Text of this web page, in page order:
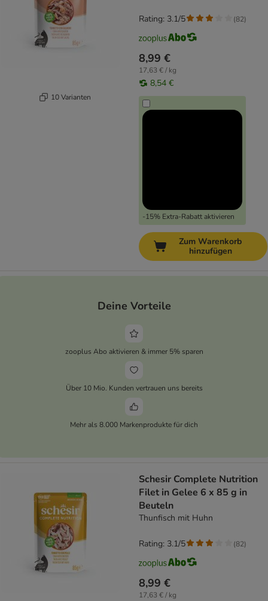
10 Varianten
8,99 €
17,63 € / kg
8,54 €
-15% Extra-Rabatt aktivieren
Rating: 3.1/5 (82)
Zum Warenkorb
hinzufügen
Deine Vorteile
zooplus Abo aktivieren & immer 5% sparen
Über 10 Mio. Kunden vertrauen uns bereits
Mehr als 8.000 Markenprodukte für dich
Schesir Complete Nutrition
Filet in Gelee 6 x 85 g in
Beuteln
Thunfisch mit Huhn
8,99 €
17,63 € / kg
Rating: 3.1/5 (82)